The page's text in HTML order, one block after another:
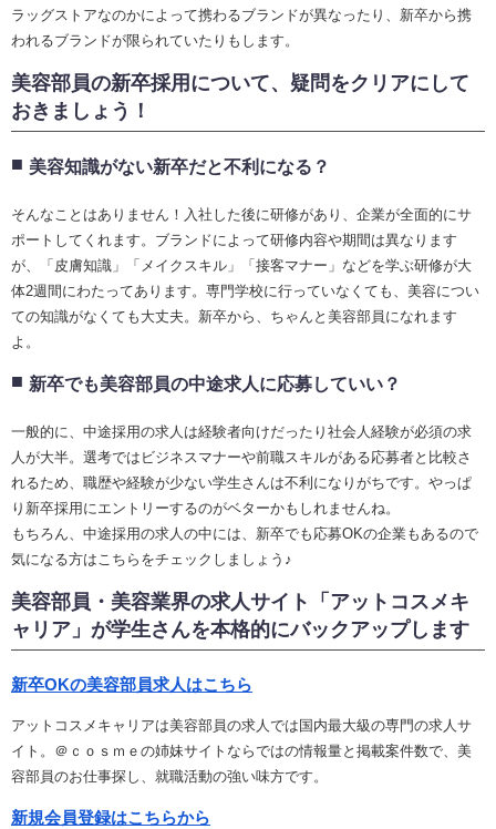
ラッグストアなのかによって携わるブランドが異なったり、新卒から携
われるブランドが限られていたりもします。
美容部員の新卒採用について、疑問をクリアにして
おきましょう！
美容知識がない新卒だと不利になる？
そんなことはありません！入社した後に研修があり、企業が全面的にサ
ポートしてくれます。ブランドによって研修内容や期間は異なります
が、「皮膚知識」「メイクスキル」「接客マナー」などを学ぶ研修が大
体2週間にわたってあります。専門学校に行っていなくても、美容につい
ての知識がなくても大丈夫。新卒から、ちゃんと美容部員になれます
よ。
新卒でも美容部員の中途求人に応募していい？
一般的に、中途採用の求人は経験者向けだったり社会人経験が必須の求
人が大半。選考ではビジネスマナーや前職スキルがある応募者と比較さ
れるため、職歴や経験が少ない学生さんは不利になりがちです。やっぱ
り新卒採用にエントリーするのがベターかもしれませんね。
もちろん、中途採用の求人の中には、新卒でも応募OKの企業もあるので
気になる方はこちらをチェックしましょう♪
美容部員・美容業界の求人サイト「アットコスメキ
ャリア」が学生さんを本格的にバックアップします
新卒OKの美容部員求人はこちら
アットコスメキャリアは美容部員の求人では国内最大級の専門の求人サ
イト。＠ｃｏｓｍｅの姉妹サイトならではの情報量と掲載案件数で、美
容部員のお仕事探し、就職活動の強い味方です。
新規会員登録はこちらから